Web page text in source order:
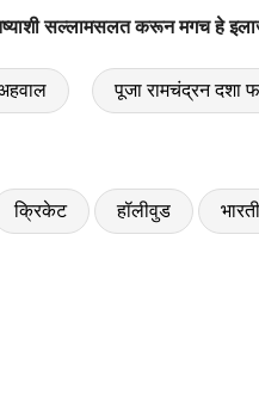
सल्लामसलत करून मगच हे
पूजा रामचंद्रन दशा
क्रिकेट हॉलीवुड